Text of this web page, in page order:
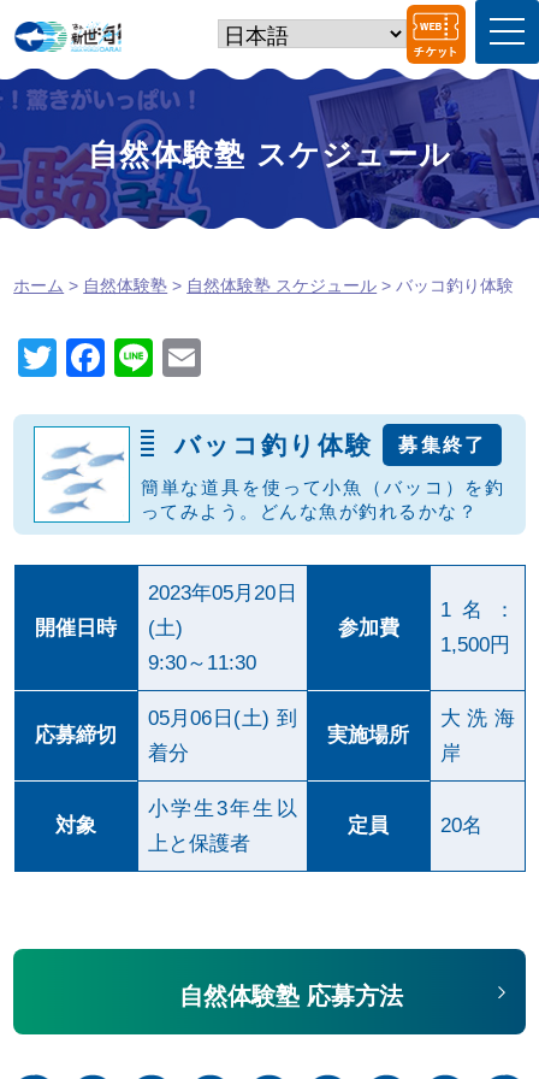
t
o
g
g
n
a
v
i
t
自然体験塾 スケジュール
ホーム > 自然体験塾 > 自然体験塾 スケジュール > バッコ釣り体験
T
tt
er
F
c
e
b
k
Li
e
ail
バッコ釣り体験 募集終了
簡単な道具を使って小魚（バッコ）を釣
ってみよう。どんな魚が釣れるかな？
開催日時
2023年05月20日
(土)
9:30～11:30
参加費
1名：
1,500円
応募締切
05月06日(土) 到
着分
実施場所
大洗海
岸
対象
小学生3年生以
上と保護者
定員 20名
自然体験塾 応募方法